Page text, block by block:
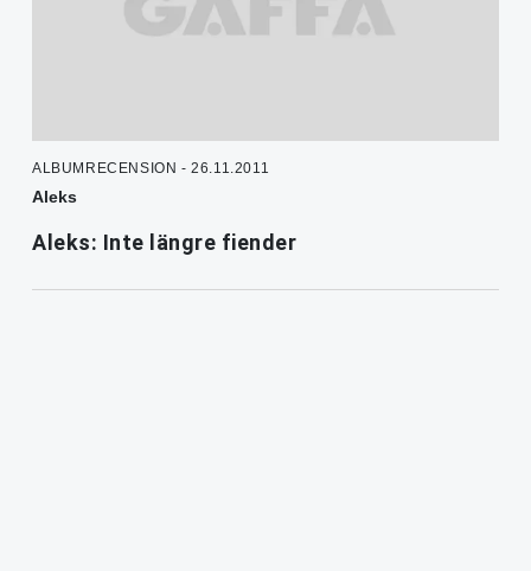
ALBUMRECENSION - 26.11.2011
Aleks
Aleks: Inte längre fiender